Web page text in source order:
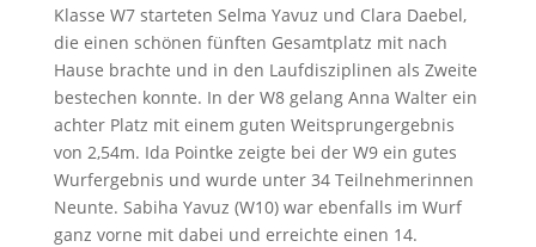
Klasse W7 starteten Selma Yavuz und Clara Daebel,
die einen schönen fünften Gesamtplatz mit nach
Hause brachte und in den Laufdisziplinen als Zweite
bestechen konnte. In der W8 gelang Anna Walter ein
achter Platz mit einem guten Weitsprungergebnis
von 2,54m. Ida Pointke zeigte bei der W9 ein gutes
Wurfergebnis und wurde unter 34 Teilnehmerinnen
Neunte. Sabiha Yavuz (W10) war ebenfalls im Wurf
ganz vorne mit dabei und erreichte einen 14.